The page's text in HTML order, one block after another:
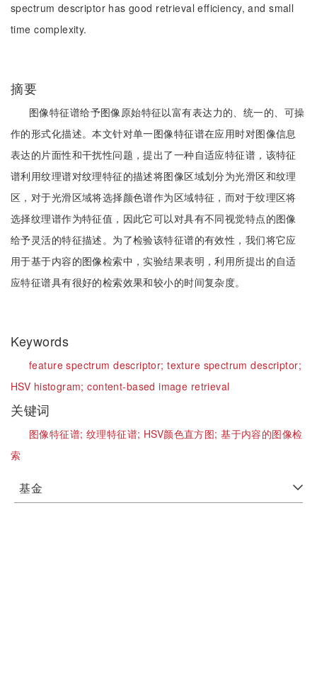
spectrum descriptor has good retrieval efficiency, and small
time complexity.
摘要
图像特征谱给予图像原始特征以富有表达力的、统一的、可操
作的形式化描述。本文针对单一图像特征谱在应用时对图像信息
表达的片面性和干扰性问题，提出了一种自适应特征谱，该特征
谱利用纹理谱对纹理特征的描述将图像区域划分为光滑区和纹理
区，对于光滑区域将选择颜色谱作为区域特征，而对于纹理区将
选择纹理谱作为特征值，因此它可以对具有不同视觉特点的图像
给予灵活的特征描述。为了检验该特征谱的有效性，我们将它应
用于基于内容的图像检索中，实验结果表明，利用所提出的自适
应特征谱具有很好的检索效果和较小的时间复杂度。
Keywords
feature spectrum descriptor;texture spectrum descriptor;
HSV histogram;content-based image retrieval
关键词
图像特征谱; 纹理特征谱; HSV颜色直方图;基于内容的图像检
索
基金